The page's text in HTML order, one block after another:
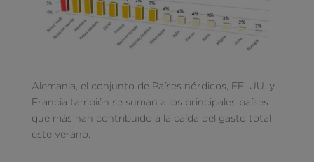
Alemania, el conjunto de Países nórdicos, EE. UU. y
Francia también se suman a los principales países
que más han contribuido a la caída del gasto total
este verano.